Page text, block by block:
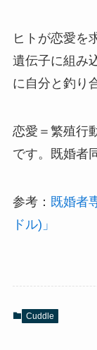
ヒトが恋愛を
遺伝子に組み
に自分と釣り
恋愛＝繁殖行
です。既婚者
参考： 既婚者
ドル)」
Cuddle